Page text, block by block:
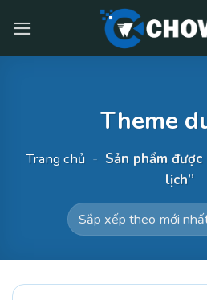
Theme
Trang chủ - Sản phẩm
lịch”